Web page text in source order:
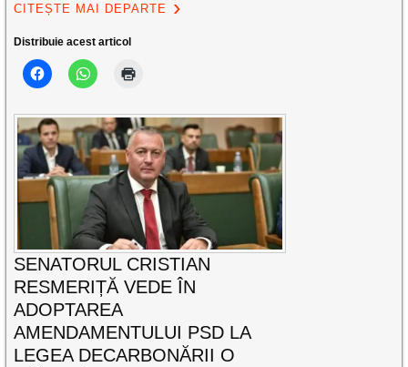
CITEȘTE MAI DEPARTE
Distribuie acest articol
SENATORUL CRISTIAN
RESMERIȚĂ VEDE ÎN
ADOPTAREA
AMENDAMENTULUI PSD LA
LEGEA DECARBONĂRII O